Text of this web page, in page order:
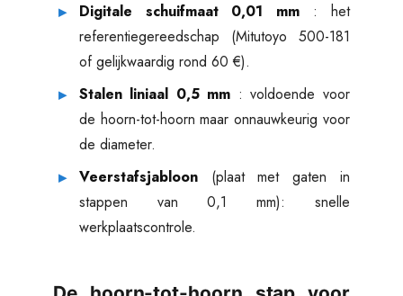
Digitale schuifmaat 0,01 mm : het
referentiegereedschap (Mitutoyo 500-181
of gelijkwaardig rond 60 €).
Stalen liniaal 0,5 mm : voldoende voor
de hoorn-tot-hoorn maar onnauwkeurig voor
de diameter.
Veerstafsjabloon(plaat met gaten in
stappen van 0,1 mm): snelle
werkplaatscontrole.